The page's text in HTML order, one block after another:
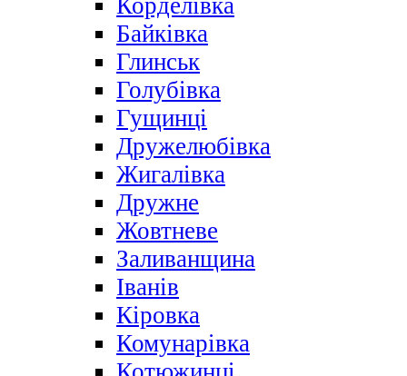
Корделівка
Байківка
Глинськ
Голубівка
Гущинці
Дружелюбівка
Жигалівка
Дружне
Жовтневе
Заливанщина
Іванів
Кіровка
Комунарівка